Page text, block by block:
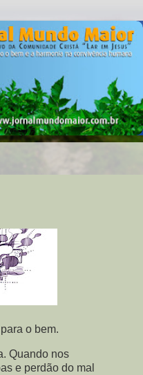
o bem.
Quando nos
e perdão do mal